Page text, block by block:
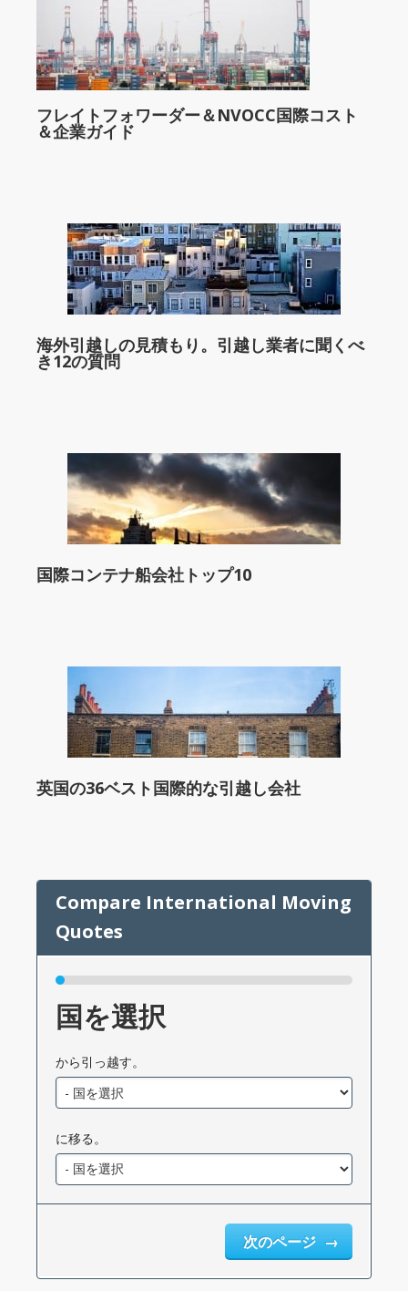
フレイトフォワーダー＆NVOCC国際コスト
＆企業ガイド
海外引越しの見積もり。引越し業者に聞くべ
き12の質問
国際コンテナ船会社トップ10
英国の36ベスト国際的な引越し会社
国を選択
から引っ越す。
に移る。
次のページ